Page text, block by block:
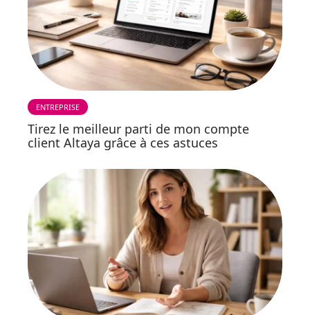
ENTREPRISE
Tirez le meilleur parti de mon compte
client Altaya grâce à ces astuces